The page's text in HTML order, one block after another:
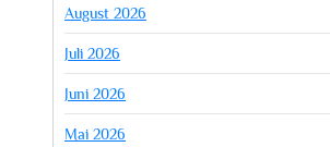
August 2026
Juli 2026
Juni 2026
Mai 2026